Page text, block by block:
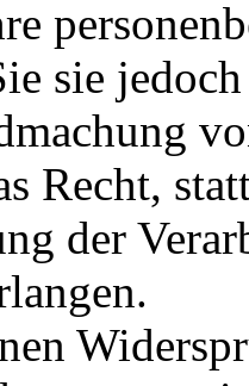
sie
Recht,
der